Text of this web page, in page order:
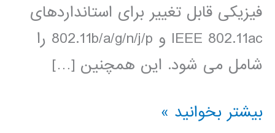
فیزیکی قابل تغییر برای استانداردهای
IEEE 802.11ac و 802.11b/a/g/n/j/p را
شامل می شود. این همچنین […]
آموزش
بیشتر بخوانید »